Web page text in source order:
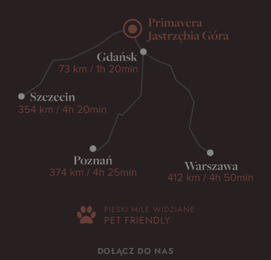
PIESKI MILE WIDZIANE
PET FRIENDLY
DOŁĄCZ DO NAS